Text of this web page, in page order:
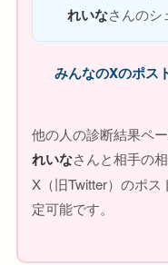
れいなさんのシ
みんなのXのポス
他の人の診断結果ペー
れいなさんと相手の
X（旧Twitter）のポ
定可能です。